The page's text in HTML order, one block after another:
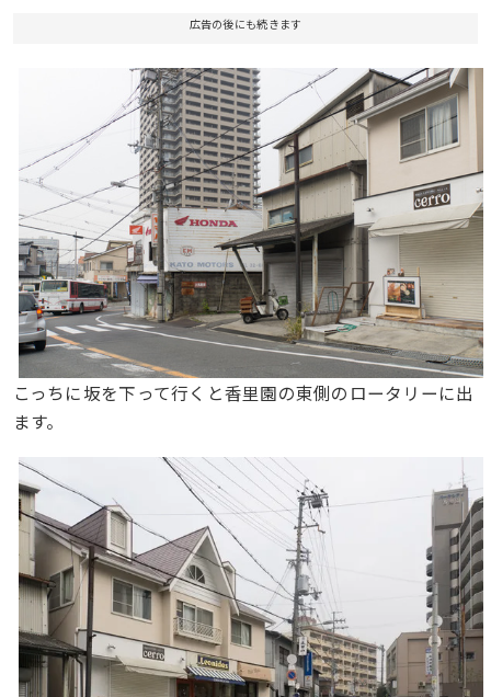
広告の後にも続きます
こっちに坂を下って行くと香里園の東側のロータリーに出
ます。